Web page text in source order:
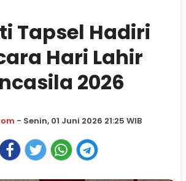
Tapsel Hadiri
Hari Lahir
2026
- Senin, 01 Juni 2026 21:25 WIB